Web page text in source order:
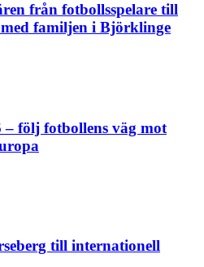
från fotbollsspelare till
familjen i Björklinge
följ fotbollens väg mot
till internationell